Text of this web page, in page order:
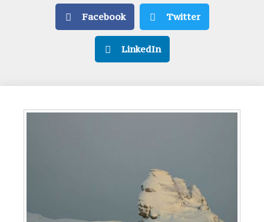
Facebook Twitter
LinkedIn